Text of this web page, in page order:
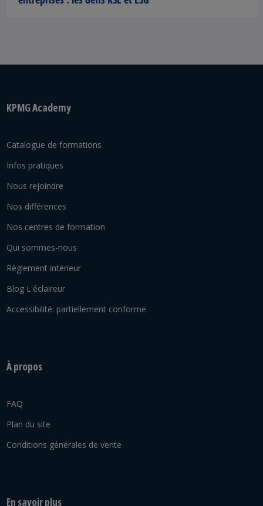
KPMG Academy
Catalogue de formations
Infos pratiques
Nous rejoindre
Nos différences
Nos centres de formation
Qui sommes-nous
Règlement intérieur
Blog L'éclaireur
Accessibilité: partiellement conforme
À propos
FAQ
Plan du site
Conditions générales de vente
En savoir plus